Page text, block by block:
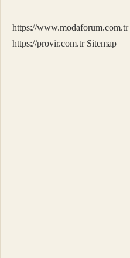
https://www.modaforum.com.tr
https://provir.com.tr Sitemap